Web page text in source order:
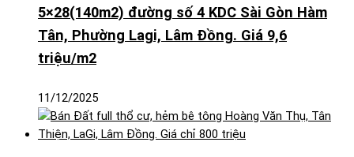
5×28(140m2) đường số 4 KDC Sài Gòn Hàm
Tân, Phường Lagi, Lâm Đồng. Giá 9,6
triệu/m2
11/12/2025